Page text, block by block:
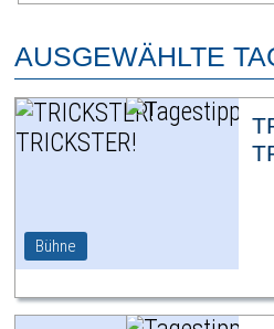
AUSGEWÄHLTE
Bühne